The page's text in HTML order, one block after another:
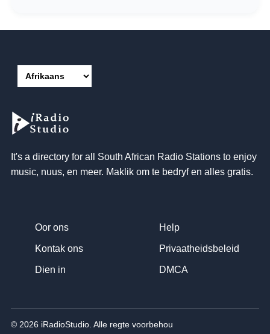
It's a directory for all South African Radio Stations to enjoy
music, nuus, en meer. Maklik om te bedryf en alles gratis.
Oor ons
Kontak ons
Dien in
Help
Privaatheidsbeleid
DMCA
© 2026 iRadioStudio. Alle regte voorbehou